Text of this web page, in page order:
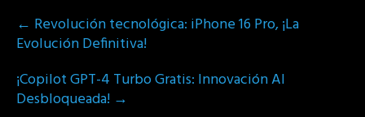
Post
navigation
← Revolución tecnológica: iPhone 16 Pro, ¡La
Evolución Definitiva!
¡Copilot GPT-4 Turbo Gratis: Innovación AI
Desbloqueada! →